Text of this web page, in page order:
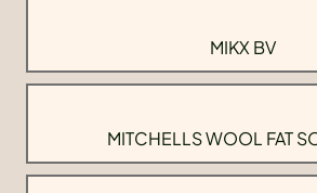
MIKX BV
MITCHELLS WOOL FAT